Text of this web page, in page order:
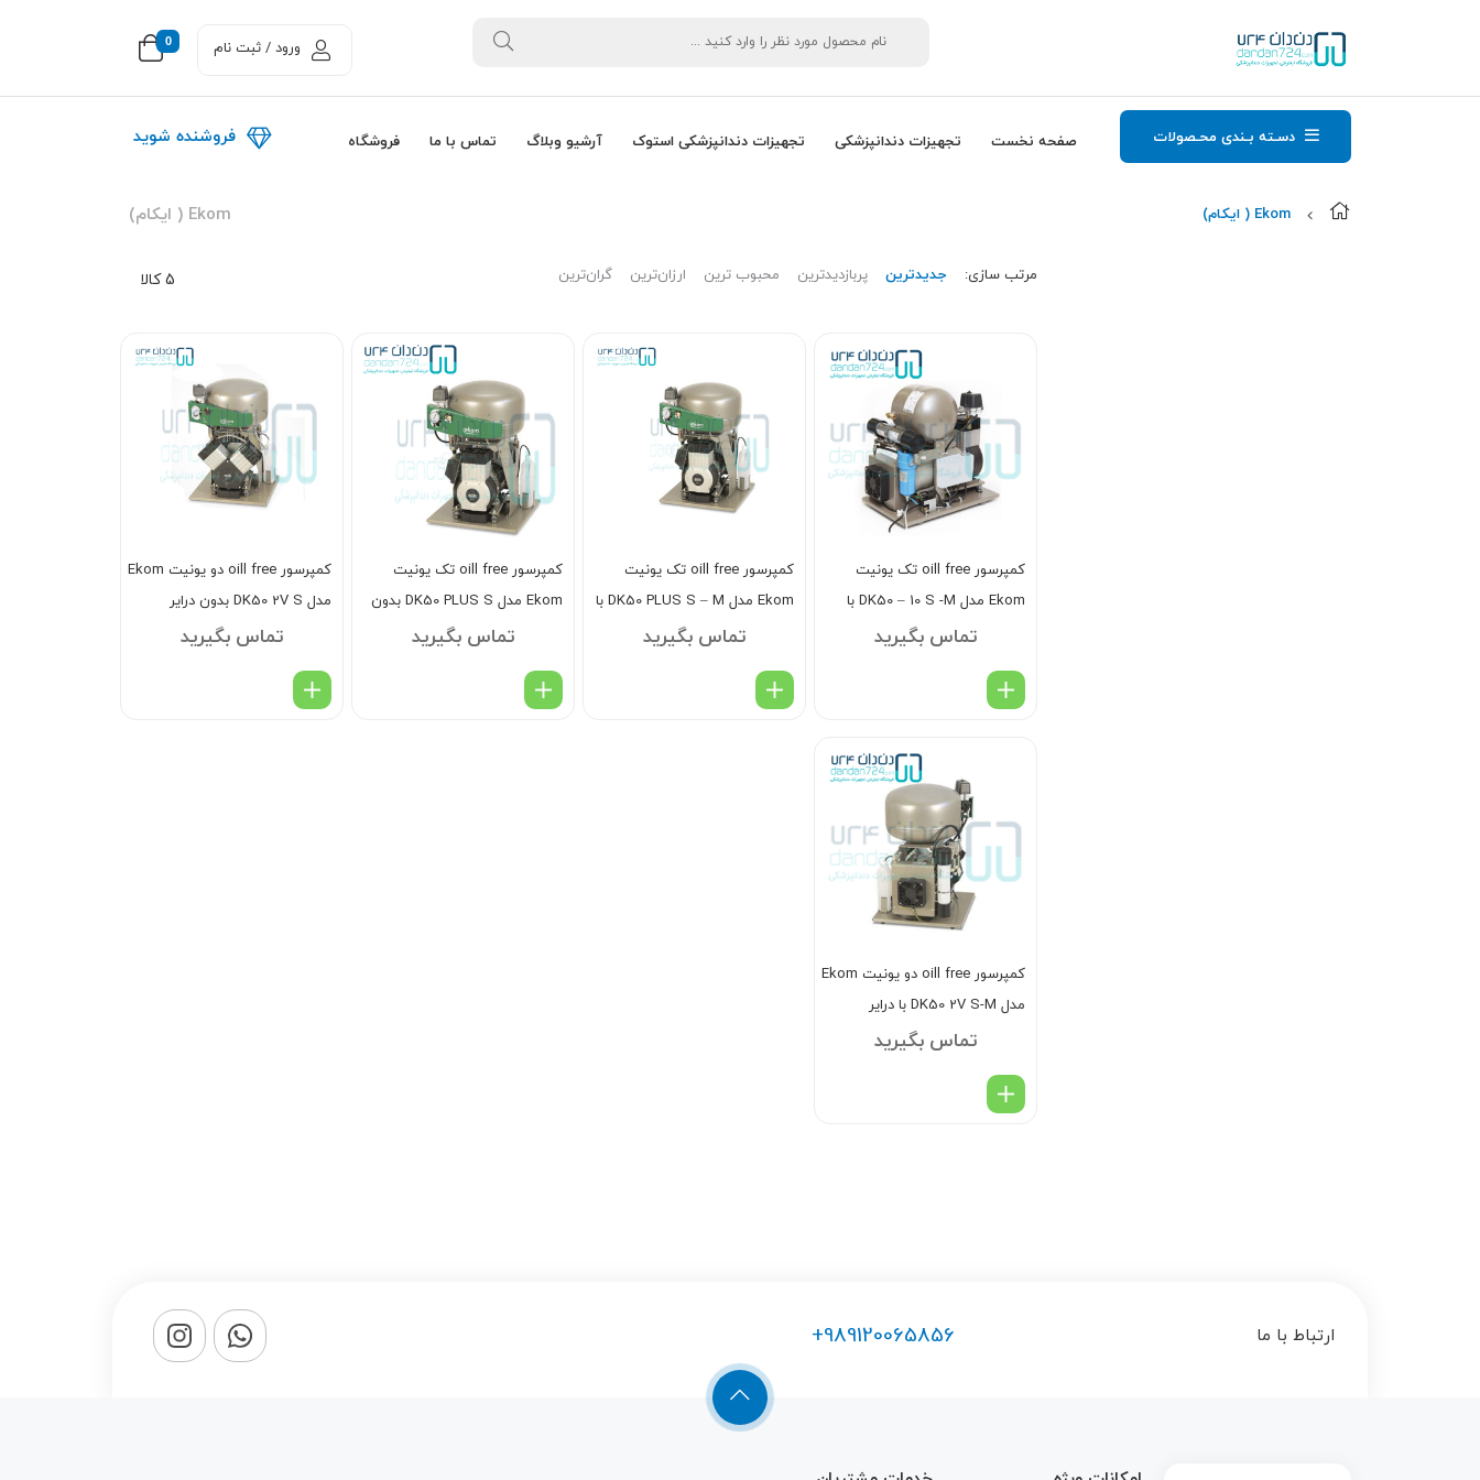
0 ورود / ثبت نام
دسـته بـندی محـصولات صفحه نخست تجهیزات دندانپزشکی تجهیزات دندانپزشکی استوک آرشیو وبلاگ تماس با ما فروشگاه فروشنده شوید
Ekom ( ایکام) Ekom ( ایکام)
5 کالا مرتب‌ سازی: جدیدترین پربازدیدترین محبوب ترین ارزان‌ترین گران‌ترین
کمپرسور oill free تک یونیت
Ekom مدل DK50 – 10 S -M با
تماس بگیرید
کمپرسور oill free تک یونیت
Ekom مدل DK50 PLUS S – M با
تماس بگیرید
کمپرسور oill free تک یونیت
Ekom مدل DK50 PLUS S بدون
تماس بگیرید
کمپرسور oill free دو یونیت Ekom
مدل DK50 2V S بدون درایر
تماس بگیرید
کمپرسور oill free دو یونیت Ekom
مدل DK50 2V S-M با درایر
تماس بگیرید
ارتباط با ما +989120065856